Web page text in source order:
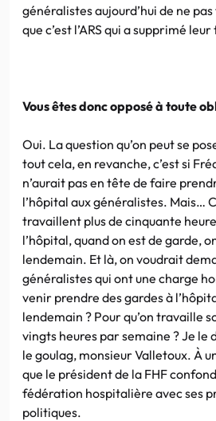
généralistes aujourd’hui de ne
que c’est l’ARS qui a supprimé
Vous êtes donc opposé à toute
Oui. La question qu’on peut se
tout cela, en revanche, c’est si
n’aurait pas en tête de faire
l’hôpital aux généralistes. Mais…
travaillent plus de cinquante
l’hôpital, quand on est de garde,
lendemain. Et là, on voudrait
généralistes qui ont une charge
venir prendre des gardes à
lendemain ? Pour qu’on travaille
vingts heures par semaine ? Je le
le goulag, monsieur Valletoux. À
que le président de la FHF
fédération hospitalière avec ses
politiques.